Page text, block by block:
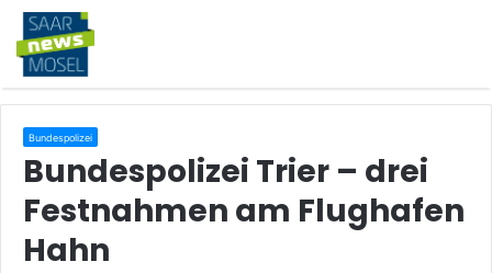
Bundespolizei
Bundespolizei Trier – drei
Festnahmen am Flughafen
Hahn